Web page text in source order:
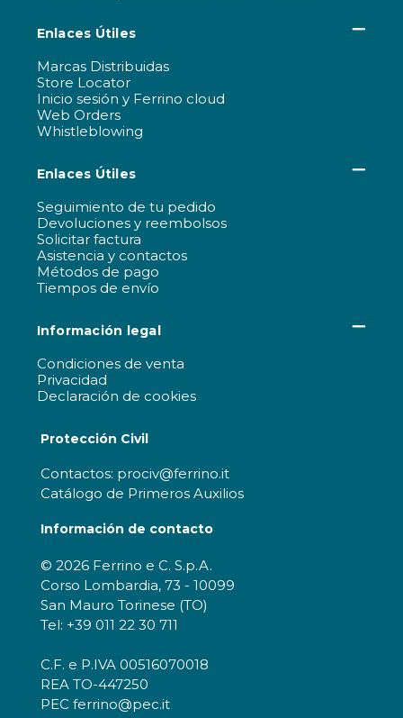
Enlaces Útiles
Marcas Distribuidas
Store Locator
Inicio sesión y Ferrino cloud
Web Orders
Whistleblowing
Enlaces Útiles
Seguimiento de tu pedido
Devoluciones y reembolsos
Solicitar factura
Asistencia y contactos
Métodos de pago
Tiempos de envío
Información legal
Condiciones de venta
Privacidad
Declaración de cookies
Protección Civil
Contactos: prociv@ferrino.it
Catálogo de Primeros Auxilios
Información de contacto
© 2026 Ferrino e C. S.p.A.
Corso Lombardia, 73 - 10099
San Mauro Torinese (TO)
Tel: +39 011 22 30 711
C.F. e P.IVA 00516070018
REA TO-447250
PEC ferrino@pec.it